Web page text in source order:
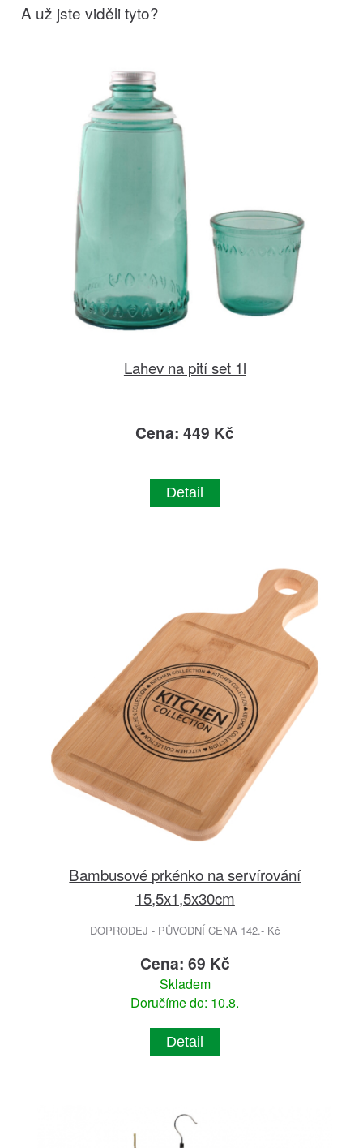
A už jste viděli tyto?
Lahev na pití set 1l
Cena: 449 Kč
Detail
Bambusové prkénko na servírování
15,5x1,5x30cm
DOPRODEJ - PŮVODNÍ CENA 142.- Kč
Cena: 69 Kč
Skladem
Doručíme do: 10.8.
Detail